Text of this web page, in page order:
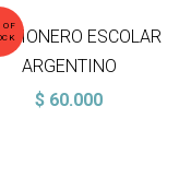
OF
ESCOLAR
ARGENTINO
$ 60.000